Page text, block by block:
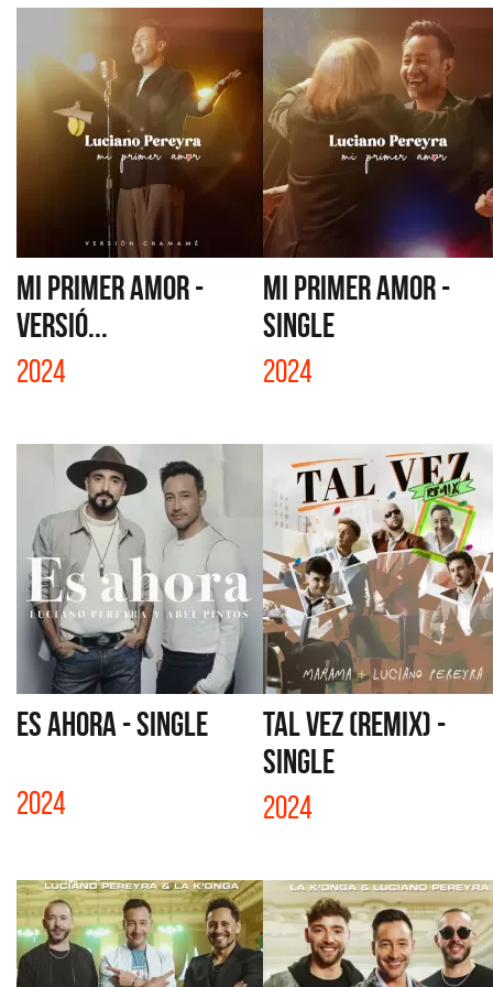
MI PRIMER AMOR -
VERSIÓ...
2024
MI PRIMER AMOR -
SINGLE
2024
ES AHORA - SINGLE
2024
TAL VEZ (REMIX) -
SINGLE
2024